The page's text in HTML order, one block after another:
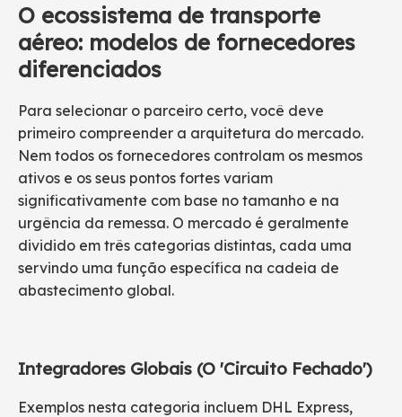
O ecossistema de transporte
aéreo: modelos de fornecedores
diferenciados
Para selecionar o parceiro certo, você deve
primeiro compreender a arquitetura do mercado.
Nem todos os fornecedores controlam os mesmos
ativos e os seus pontos fortes variam
significativamente com base no tamanho e na
urgência da remessa. O mercado é geralmente
dividido em três categorias distintas, cada uma
servindo uma função específica na cadeia de
abastecimento global.
Integradores Globais (O 'Circuito Fechado')
Exemplos nesta categoria incluem DHL Express,